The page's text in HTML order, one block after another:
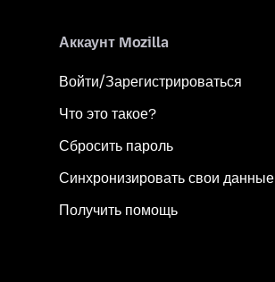
Аккаунт Mozilla
Войти/Зарегистрироваться
Что это такое?
Сбросить пароль
Синхронизировать свои данные
Получить помощь